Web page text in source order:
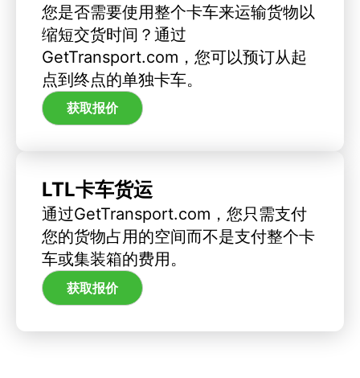
您是否需要使用整个卡车来运输货物以
缩短交货时间？通过
GetTransport.com，您可以预订从起
点到终点的单独卡车。
获取报价
LTL卡车货运
通过GetTransport.com，您只需支付
您的货物占用的空间而不是支付整个卡
车或集装箱的费用。
获取报价